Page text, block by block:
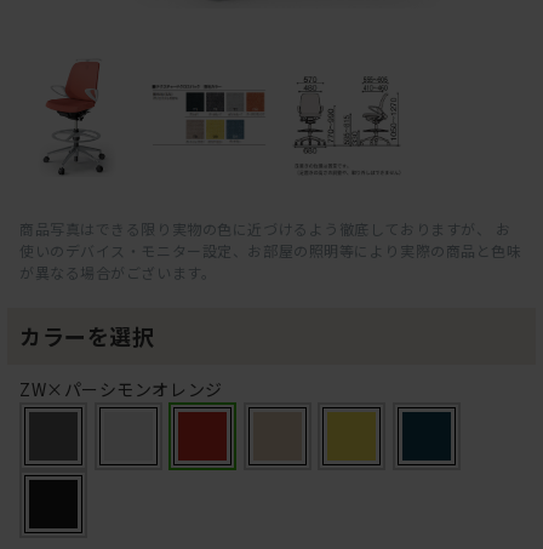
商品写真はできる限り実物の色に近づけるよう徹底しておりますが、 お
使いのデバイス・モニター設定、お部屋の照明等により実際の商品と色味
が異なる場合がございます。
カラーを選択
ZW×パーシモンオレンジ